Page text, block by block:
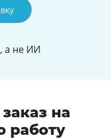
а не ИИ
на
работу